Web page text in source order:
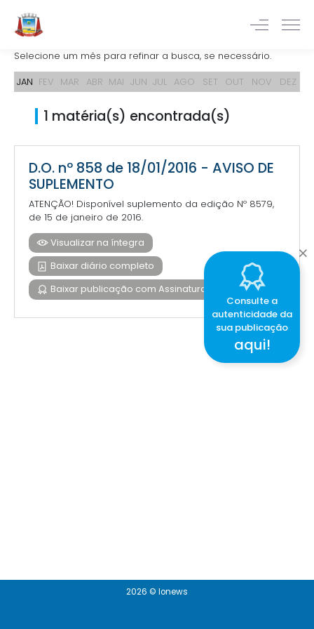
Selecione um mês para refinar a busca, se necessário.
JAN FEV MAR ABR MAI JUN JUL AGO SET OUT NOV DEZ
1 matéria(s) encontrada(s)
D.O. nº 858 de 18/01/2016 - AVISO DE
SUPLEMENTO
ATENÇÃO! Disponível suplemento da edição Nº 8579,
de 15 de janeiro de 2016.
Visualizar na íntegra
Baixar diário completo
Baixar publicação com Assinatura Digital
2026 © Ionews
Consulte a
autenticidade da
sua publicação
aqui!